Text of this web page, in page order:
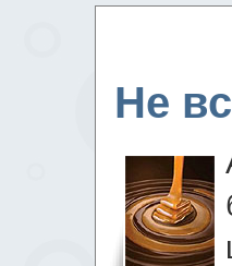
Не